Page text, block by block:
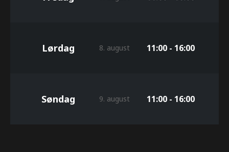
Lørdag 8. august 11:00 - 16:00
Søndag 9. august 11:00 - 16:00